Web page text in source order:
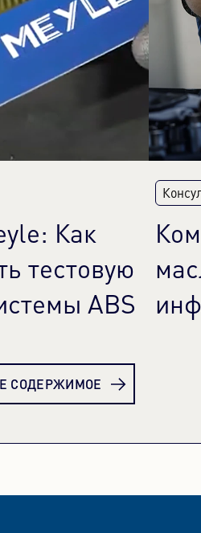
Как
тестовую
ABS
СОДЕРЖИМОЕ